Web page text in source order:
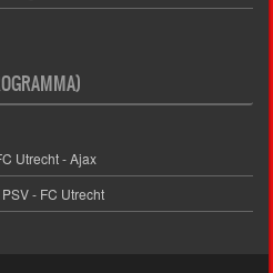
Utrecht - Ajax
- FC Utrecht